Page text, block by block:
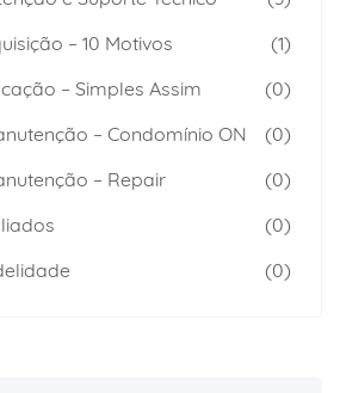
– 10 Motivos
(1)
– Simples Assim
(0)
– Condomínio ON
(0)
– Repair
(0)
(0)
(0)